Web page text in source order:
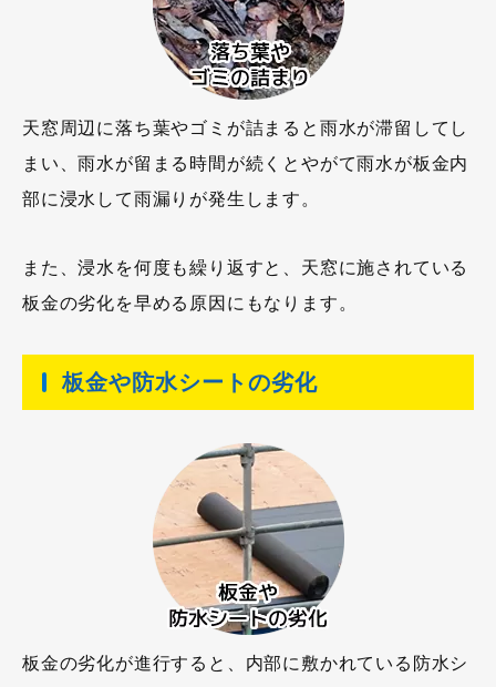
天窓周辺に落ち葉やゴミが詰まると雨水が滞留してし
まい、雨水が留まる時間が続くとやがて雨水が板金内
部に浸水して雨漏りが発生します。
また、浸水を何度も繰り返すと、天窓に施されている
板金の劣化を早める原因にもなります。
板金や防水シートの劣化
板金の劣化が進行すると、内部に敷かれている防水シ